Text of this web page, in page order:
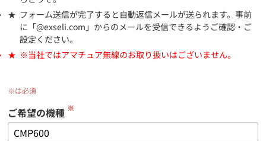
フォーム送信が完了すると自動返信メールが送られます。事前
に「@exseli.com」からのメールを受信できるようご確認・ご
設定ください。
※当社ではアマチュア無線のお取り扱いはございません。
※は必須
ご希望の機種 ※